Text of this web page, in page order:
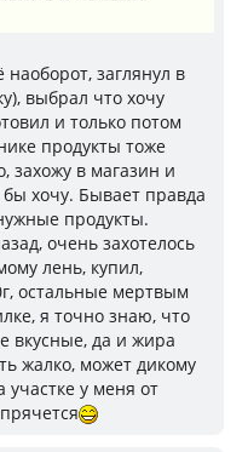
заглянул в
выбрал что хочу
и только потом
продукты тоже
захожу в магазин и
хочу. Бывает правда
продукты.
очень захотелось
лень, купил,
остальные мертвым
я точно знаю, что
вкусные, да и жира
жалко, может дикому
участке у меня от